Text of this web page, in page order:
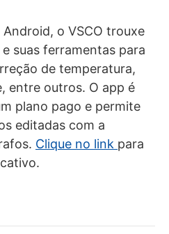
o VSCO trouxe
suas ferramentas para
de temperatura,
entre outros. O app é
plano pago e permite
editadas com a
Clique no link para